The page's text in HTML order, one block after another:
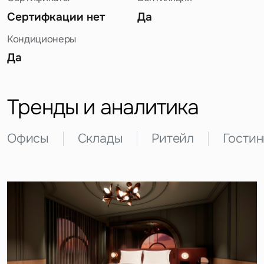
Сертифкации нет Да
Кондиционеры
Да
Тренды и аналитика
Офисы Склады Ритейл
Вопрос
Предложение
Жалоба
Это обязательное поле
Это обязательное поле